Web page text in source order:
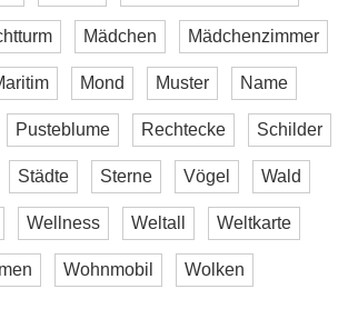
Mädchen Mädchenzimmer
Mond Muster Name
Pusteblume Rechtecke Schilder
Städte Sterne Vögel Wald
Wellness Weltall Weltkarte
Wohnmobil Wolken